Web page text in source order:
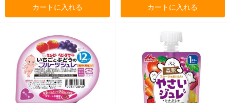
カートに入れる カートに入れる